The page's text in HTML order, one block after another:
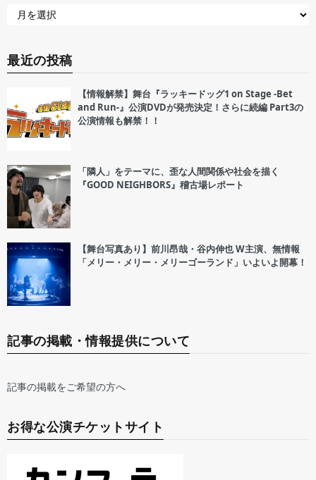
最近の投稿
【情報解禁】舞台『ラッキードッグ1 on Stage -Bet
and Run-』公演DVDが発売決定！さらに続編 Part3の
公演情報も解禁！！
「隣人」をテーマに、歪な人間関係や社会を描く
『GOOD NEIGHBORS』稽古場レポート
【舞台写真あり】前川昂哉・谷内伸也 W主演、無情報
「メリー・メリー・メリーゴーランド」いよいよ開幕！
記事の掲載・情報提供について
記事の掲載をご希望の方へ
お得な公演チケットサイト